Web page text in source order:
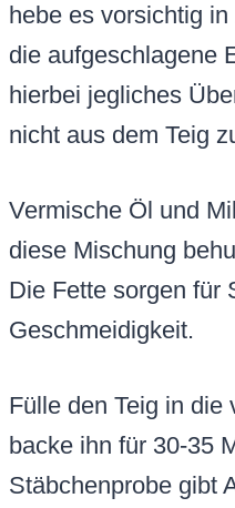
hebe es vorsichtig
die aufgeschlagene
hierbei jegliches
nicht aus dem Teig
Vermische Öl und
diese Mischung
Die Fette sorgen für
Geschmeidigkeit.
Fülle den Teig in die
backe ihn für 30-35
Stäbchenprobe gibt